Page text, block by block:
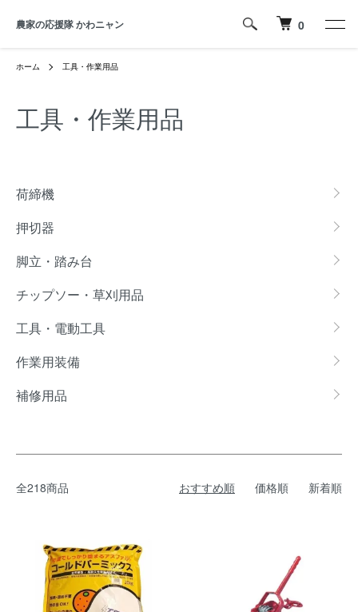
農家の応援隊 かわニャン 0
ホーム 工具・作業用品
工具・作業用品
荷締機
押切器
脚立・踏み台
チップソー・草刈用品
工具・電動工具
作業用装備
補修用品
全218商品 おすすめ順 価格順 新着順